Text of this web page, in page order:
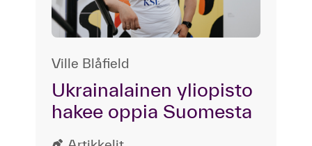
Ville Blåfield
Ukrainalainen yliopisto
hakee oppia Suomesta